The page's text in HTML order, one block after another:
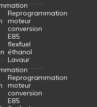
Reprogrammation
moteur
conversion
E85
flexfuel
éthanol
Lavaur
Reprogrammation
moteur
conversion
E85